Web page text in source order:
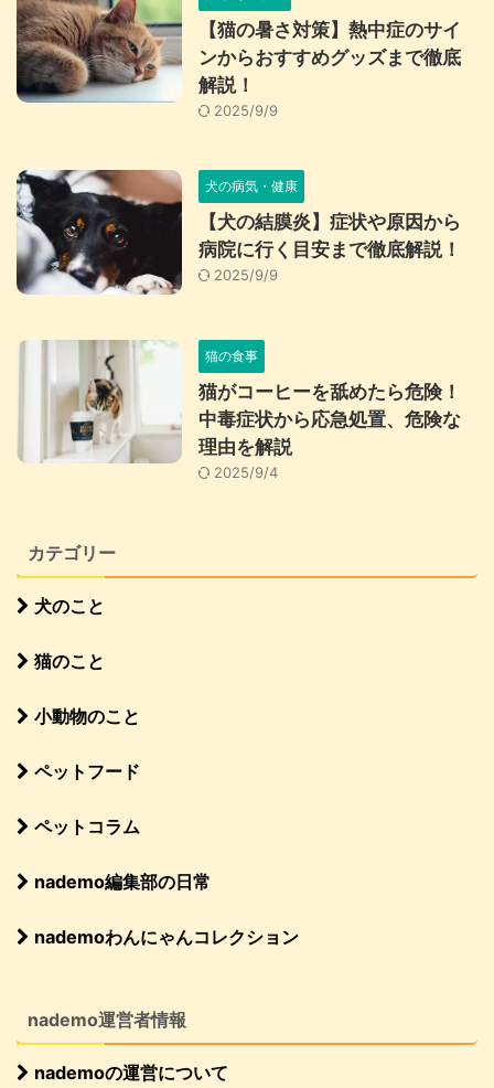
【猫の暑さ対策】熱中症のサイ
ンからおすすめグッズまで徹底
解説！
2025/9/9
犬の病気・健康
【犬の結膜炎】症状や原因から
病院に行く目安まで徹底解説！
2025/9/9
猫の食事
猫がコーヒーを舐めたら危険！
中毒症状から応急処置、危険な
理由を解説
2025/9/4
カテゴリー
犬のこと
猫のこと
小動物のこと
ペットフード
ペットコラム
nademo編集部の日常
nademoわんにゃんコレクション
nademo運営者情報
nademoの運営について